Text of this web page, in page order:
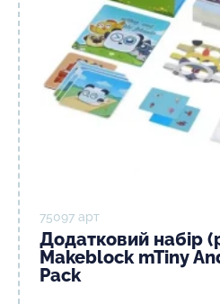
75097 арт
Додатковий набір
Makeblock mTiny
Pack